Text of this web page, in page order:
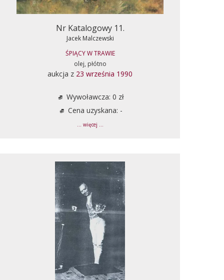
Nr Katalogowy 11.
Jacek Malczewski
ŚPIĄCY W TRAWIE
olej, płótno
aukcja z 23 września 1990
Wywoławcza: 0 zł
Cena uzyskana: -
... więcej ...